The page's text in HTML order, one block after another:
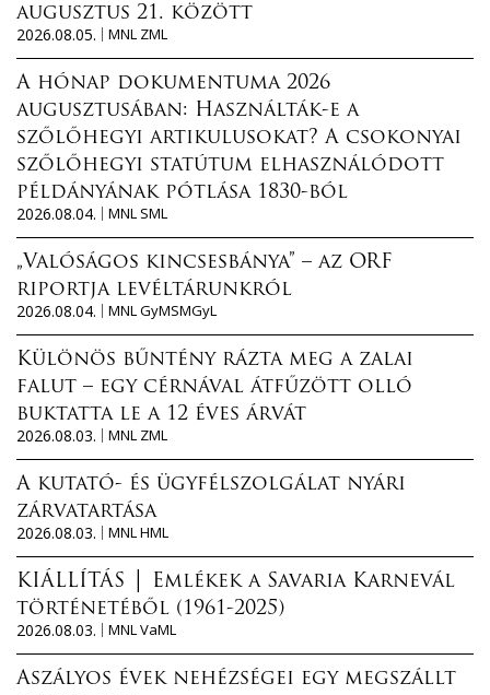
augusztus 21. között
2026.08.05.
MNL ZML
A hónap dokumentuma 2026
augusztusában: Használták-e a
szőlőhegyi artikulusokat? A csokonyai
szőlőhegyi statútum elhasználódott
példányának pótlása 1830-ból
2026.08.04.
MNL SML
„Valóságos kincsesbánya” – az ORF
riportja levéltárunkról
2026.08.04.
MNL GyMSMGyL
Különös bűntény rázta meg a zalai
falut – egy cérnával átfűzött olló
buktatta le a 12 éves árvát
2026.08.03.
MNL ZML
A kutató- és ügyfélszolgálat nyári
zárvatartása
2026.08.03.
MNL HML
KIÁLLÍTÁS │ Emlékek a Savaria Karnevál
történetéből (1961-2025)
2026.08.03.
MNL VaML
Aszályos évek nehézségei egy megszállt